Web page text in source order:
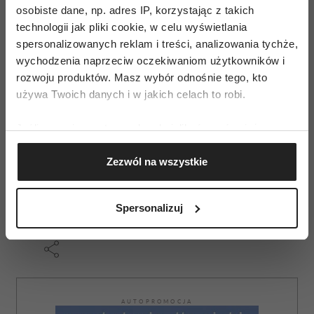
osobiste dane, np. adres IP, korzystając z takich
technologii jak pliki cookie, w celu wyświetlania
spersonalizowanych reklam i treści, analizowania tychże,
wychodzenia naprzeciw oczekiwaniom użytkowników i
rozwoju produktów. Masz wybór odnośnie tego, kto
używa Twoich danych i w jakich celach to robi.
Jeśli wyrazisz na to zgodę, chcielibyśmy również:
Gromadzić dane dotyczące Twojej lokalizacji
geograficznej z dokładnością nawet do kilku metrów
Identyfikować Twoje urządzenie, aktywnie
(fingerprinting, czyli wirtualny odcisk palca)
dane są przetwarzane oraz ustaw własne preferencje w
Zezwól na wszystkie
Spersonalizuj
Rebis). Znajdziesz tam wiele
opartych na badaniach
psychologicznych,
nieszablonowych porad, jak
wzmocnić swoje poczucie
atrakcyjności jako kobiety.
AUTOPROMOCJA